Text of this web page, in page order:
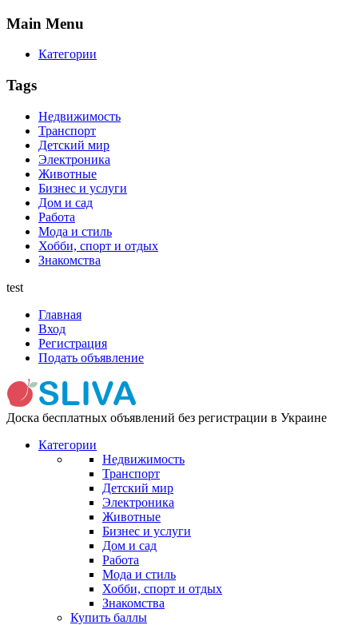
Main Menu
Категории
Tags
Недвижимость
Транспорт
Детский мир
Электроника
Животные
Бизнес и услуги
Дом и сад
Работа
Мода и стиль
Хобби, спорт и отдых
Знакомства
test
Главная
Вход
Регистрация
Подать объявление
Доска бесплатных объявлений без регистрации в Украине
Категории
Недвижимость
Транспорт
Детский мир
Электроника
Животные
Бизнес и услуги
Дом и сад
Работа
Мода и стиль
Хобби, спорт и отдых
Знакомства
Купить баллы